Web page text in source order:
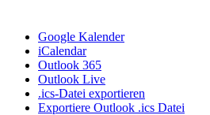
Google Kalender
iCalendar
Outlook 365
Outlook Live
.ics-Datei exportieren
Exportiere Outlook .ics Datei